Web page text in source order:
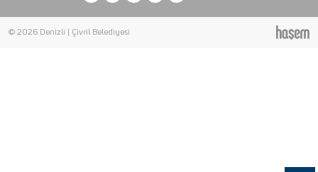
© 2026 Denizli | Çivril Belediyesi